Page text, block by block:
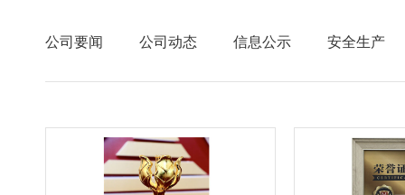
公司要闻 公司动态 信息公示 安全生产